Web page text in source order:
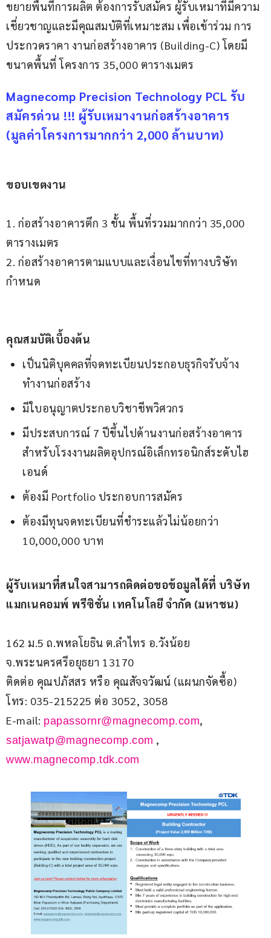
ขยายพื้นที่การผลิต ต้องการรับสมัคร ผู้รับเหมาที่มีความ
เชี่ยวชาญและมีคุณสมบัติที่เหมาะสม เพื่อเข้าร่วม การ
ประกวดราคา งานก่อสร้างอาคาร (Building-C) โดยมี
ขนาดพื้นที่ โครงการ 35,000 ตารางเมตร
Magnecomp Precision Technology PCL รับ
สมัครด่วน !!! ผู้รับเหมางานก่อสร้างอาคาร
(มูลค่าโครงการมากกว่า 2,000 ล้านบาท)
ขอบเขตงาน
1. ก่อสร้างอาคารตึก 3 ชั้น พื้นที่รวมมากกว่า 35,000
ตารางเมตร
2. ก่อสร้างอาคารตามแบบและเงื่อนไขที่ทางบริษัท
กำหนด
คุณสมบัติเบื้องต้น
เป็นนิติบุคคลที่จดทะเบียนประกอบธุรกิจรับจ้าง
ทำงานก่อสร้าง
มีใบอนุญาตประกอบวิชาชีพวิศวกร
มีประสบการณ์ 7 ปีขึ้นไปด้านงานก่อสร้างอาคาร
สำหรับโรงงานผลิตอุปกรณ์อิเล็กทรอนิกส์ระดับไฮ
เอนด์
ต้องมี Portfolio ประกอบการสมัคร
ต้องมีทุนจดทะเบียนที่ชำระแล้วไม่น้อยกว่า
10,000,000 บาท
ผู้รับเหมาที่สนใจสามารถติดต่อขอข้อมูลได้ที่ บริษัท
แมกเนคอมพ์ พรีซิชั่น เทคโนโลยี จำกัด (มหาชน)
162 ม.5 ถ.พหลโยธิน ต.ลำไทร อ.วังน้อย
จ.พระนครศรีอยุธยา 13170
ติดต่อ คุณปภัสสร หรือ คุณสัจจวัฒน์ (แผนกจัดซื้อ)
โทร: 035-215225 ต่อ 3052, 3058
E-mail: papassornr@magnecomp.com,
satjawatp@magnecomp.com ,
www.magnecomp.tdk.com